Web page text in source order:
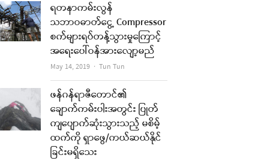
ရတနာကမ်းလွန်
သဘာဝဓာတ်ငွေ့ Compressor
စက်များရပ်တန့်သွားမှုကြောင့်
အရေးပေါ်ဝန်အားလျော့မည်
May 14, 2019 Author
Tun Tun
ဖန်ဂန်ရာဇီတောင်၏
ချောက်ကမ်းပါးအတွင်း ပြုတ်
ကျပျောက်ဆုံးသွားသည့် မစိမ့်
ထက်ကို ရှာဖွေ/ကယ်ဆယ်နိုင်
ခြင်းမရှိသေး